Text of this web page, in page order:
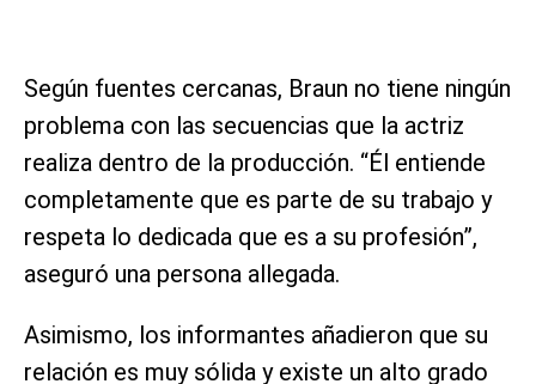
Según fuentes cercanas, Braun no tiene ningún
problema con las secuencias que la actriz
realiza dentro de la producción. “Él entiende
completamente que es parte de su trabajo y
respeta lo dedicada que es a su profesión”,
aseguró una persona allegada.
Asimismo, los informantes añadieron que su
relación es muy sólida y existe un alto grado